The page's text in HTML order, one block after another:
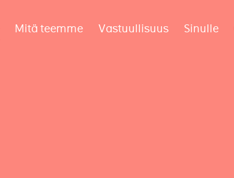
Mitä teemme Vastuullisuus Sinulle